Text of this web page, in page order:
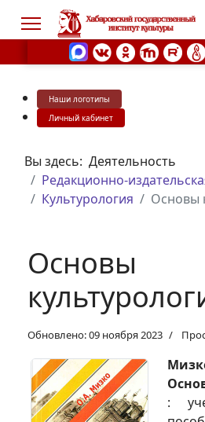
Наши логотипы
Личный кабинет
Вы здесь: Деятельность
Редакционно-
Культурология
Основы
Основы
Обновлено: 09 ноября 2023
: